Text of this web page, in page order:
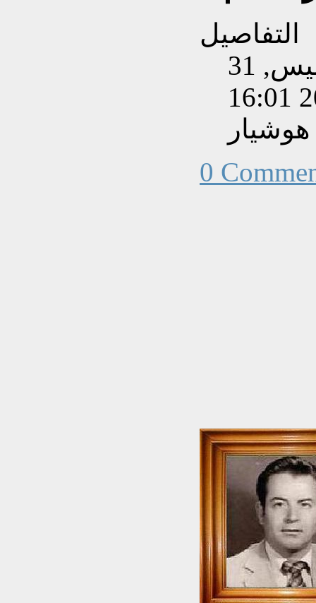
التفاصيل
تم إنشاءه بتاريخ الخميس, 31
0